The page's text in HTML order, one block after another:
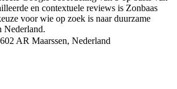
en contextuele reviews is Zonbaas
voor wie op zoek is naar duurzame
Nederland.
AR Maarssen, Nederland